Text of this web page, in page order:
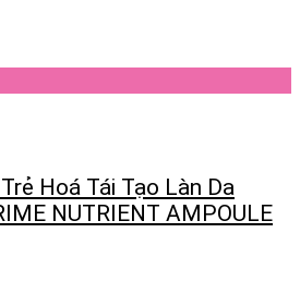
Hoá Tái Tạo Làn Da
NUTRIENT AMPOULE